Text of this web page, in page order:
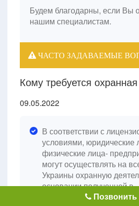
Будем благодарны, если Вы
нашим специалистам.
ЧАСТО ЗАДАВАЕМЫЕ
Кому требуется
09.05.2022
В соответствии с
условиями, юридические
физические лица-
могут осуществлять на
Украины охранную
основании полученной в
установленном порядке
Позвонить